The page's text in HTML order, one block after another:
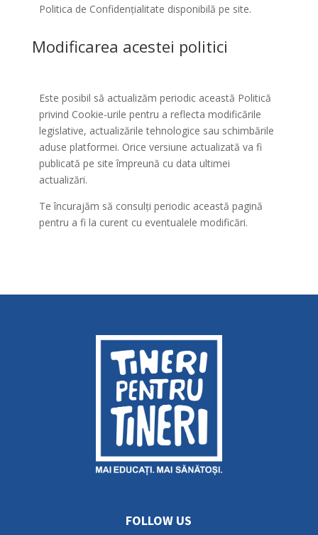
Politica de Confidențialitate disponibilă pe site.
Modificarea acestei politici
Este posibil să actualizăm periodic această Politică
privind Cookie-urile pentru a reflecta modificările
legislative, actualizările tehnologice sau schimbările
aduse platformei. Orice versiune actualizată va fi
publicată pe site împreună cu data ultimei
actualizări.
Te încurajăm să consulți periodic această pagină
pentru a fi la curent cu eventualele modificări.
FOLLOW US